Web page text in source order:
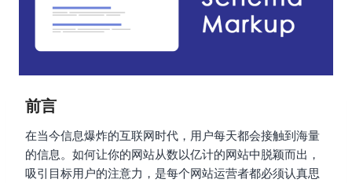
前言
在当今信息爆炸的互联网时代，用户每天都会接触到海量
的信息。如何让你的网站从数以亿计的网站中脱颖而出，
吸引目标用户的注意力，是每个网站运营者都必须认真思